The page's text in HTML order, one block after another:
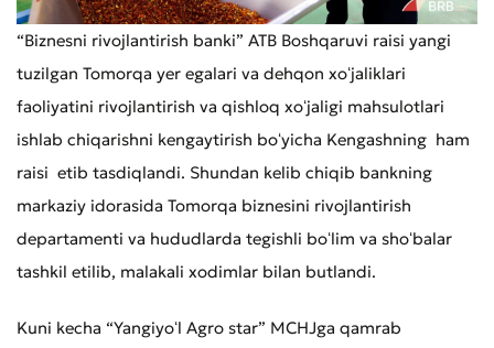
“Biznesni rivojlantirish banki” ATB Boshqaruvi raisi yangi
tuzilgan Tomorqa yer egalari va dehqon xoʻjaliklari
faoliyatini rivojlantirish va qishloq xoʻjaligi mahsulotlari
ishlab chiqarishni kengaytirish boʻyicha Kengashning ham
raisi etib tasdiqlandi. Shundan kelib chiqib bankning
markaziy idorasida Tomorqa biznesini rivojlantirish
departamenti va hududlarda tegishli boʻlim va shoʻbalar
tashkil etilib, malakali xodimlar bilan butlandi.
Kuni kecha “Yangiyoʻl Agro star” MCHJga qamrab